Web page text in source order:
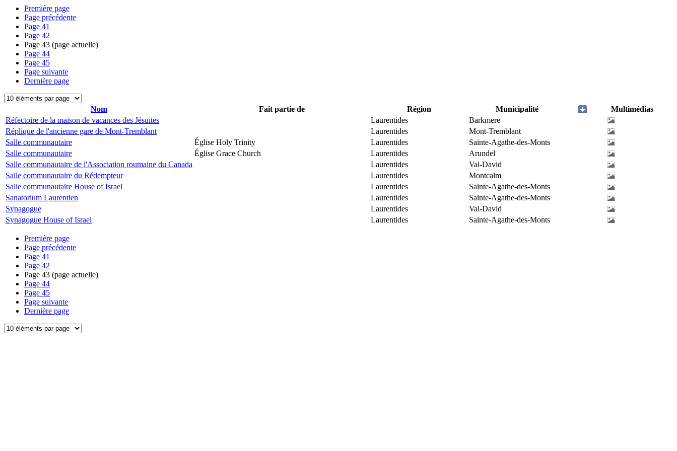
Première page
Page précédente
Page 41
Page 42
Page 43 (page actuelle)
Page 44
Page 45
Page suivante
Dernière page
Nom Fait partie de Région Municipalité
Multimédias
Réfectoire de la maison de vacances des Jésuites
Laurentides
Barkmere
Réplique de l'ancienne gare de Mont-Tremblant
Laurentides
Mont-Tremblant
Salle communautaire
Église Holy Trinity Laurentides
Sainte-Agathe-des-Monts
Salle communautaire
Église Grace Church Laurentides
Arundel
Salle communautaire de l'Association roumaine du Canada
Laurentides
Val-David
Salle communautaire du Rédempteur
Laurentides
Montcalm
Salle communautaire House of Israel
Laurentides
Sainte-Agathe-des-Monts
Sanatorium Laurentien
Laurentides
Sainte-Agathe-des-Monts
Synagogue
Laurentides
Val-David
Synagogue House of Israel
Laurentides Sainte-Agathe-des-Monts
Première page
Page précédente
Page 41
Page 42
Page 43 (page actuelle)
Page 44
Page 45
Page suivante
Dernière page